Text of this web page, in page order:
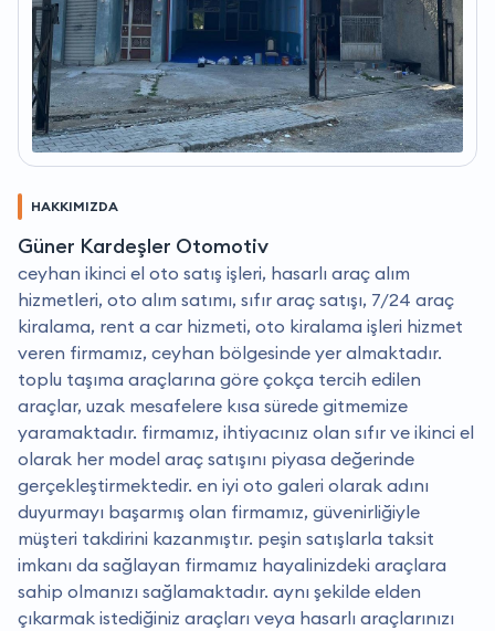
HAKKIMIZDA
Güner Kardeşler Otomotiv
ceyhan ikinci el oto satış işleri, hasarlı araç alım
hizmetleri, oto alım satımı, sıfır araç satışı, 7/24 araç
kiralama, rent a car hizmeti, oto kiralama işleri hizmet
veren firmamız, ceyhan bölgesinde yer almaktadır.
toplu taşıma araçlarına göre çokça tercih edilen
araçlar, uzak mesafelere kısa sürede gitmemize
yaramaktadır. firmamız, ihtiyacınız olan sıfır ve ikinci el
olarak her model araç satışını piyasa değerinde
gerçekleştirmektedir. en iyi oto galeri olarak adını
duyurmayı başarmış olan firmamız, güvenirliğiyle
müşteri takdirini kazanmıştır. peşin satışlarla taksit
imkanı da sağlayan firmamız hayalinizdeki araçlara
sahip olmanızı sağlamaktadır. aynı şekilde elden
çıkarmak istediğiniz araçları veya hasarlı araçlarınızı